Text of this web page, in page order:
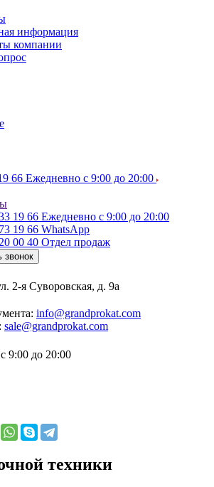
информация
компании
66 Ежедневно с 9:00 до 20:00
19 66 Ежедневно с 9:00 до 20:00
19 66 WhatsApp
00 40 Отдел продаж
звонок
2-я Суворовская, д. 9а
info@grandprokat.com
sale@grandprokat.com
9:00 до 20:00
техники